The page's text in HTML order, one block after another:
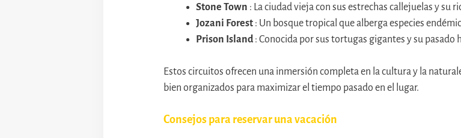
Stone Town : La ciudad vieja con sus estrechas callejuelas y su
Jozani Forest : Un bosque tropical que alberga especies
Prison Island : Conocida por sus tortugas gigantes y su pasado
Estos circuitos ofrecen una inmersión completa en la cultura y la
bien organizados para maximizar el tiempo pasado en el lugar.
Consejos para reservar una vacación